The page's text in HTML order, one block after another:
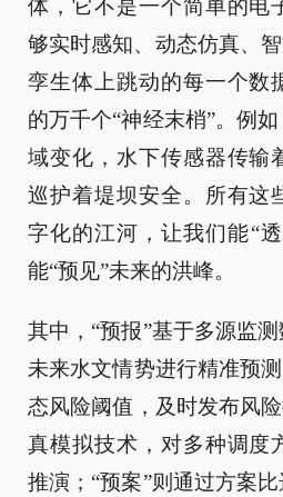
体，它不是一个简单的电
够实时感知、动态仿真、智
孪生体上跳动的每一个数
的万千个“神经末梢”。例
域变化，水下传感器传输
巡护着堤坝安全。所有这
字化的江河，让我们能“
能“预见”未来的洪峰。
其中，“预报”基于多源监
未来水文情势进行精准预
态风险阈值，及时发布风
真模拟技术，对多种调度
推演；“预案”则通过方案